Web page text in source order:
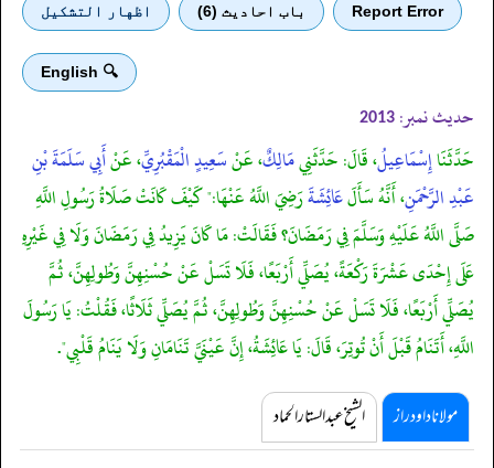
Report Error باب احادیث (6) اظهار التشكيل
🔍 English
حدیث نمبر: 2013
حَدَّثَنَاإِسْمَاعِيلُ، قَالَ: حَدَّثَنِيمَالِكٌ، عَنْسَعِيدٍ الْمَقْبُرِيِّ، عَنْأَبِي سَلَمَةَ بْنِ
عَبْدِ الرَّحْمَنِ، أَنَّهُ سَأَلَعَائِشَةَرَضِيَ اللَّهُ عَنْهَا:" كَيْفَ كَانَتْ صَلَاةُ رَسُولِ اللَّهِ
صَلَّى اللَّهُ عَلَيْهِ وَسَلَّمَ فِي رَمَضَانَ؟ فَقَالَتْ: مَا كَانَ يَزِيدُ فِي رَمَضَانَ وَلَا فِي غَيْرِهِ
عَلَى إِحْدَى عَشْرَةَ رَكْعَةً، يُصَلِّي أَرْبَعًا، فَلَا تَسَلْ عَنْ حُسْنِهِنَّ وَطُولِهِنَّ، ثُمَّ
يُصَلِّي أَرْبَعًا، فَلَا تَسَلْ عَنْ حُسْنِهِنَّ وَطُولِهِنَّ، ثُمَّ يُصَلِّي ثَلَاثًا، فَقُلْتُ: يَا رَسُولَ
اللَّهِ، أَتَنَامُ قَبْلَ أَنْ تُوتِرَ، قَالَ: يَا عَائِشَةُ، إِنَّ عَيْنَيَّ تَنَامَانِ وَلَا يَنَامُ قَلْبِي".
مولانا داود راز الشیخ عبدالستار الحماد